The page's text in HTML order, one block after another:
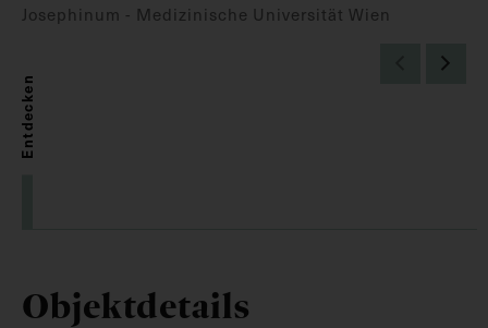
Josephinum - Medizinische Universität Wien
Entdecken
Objektdetails